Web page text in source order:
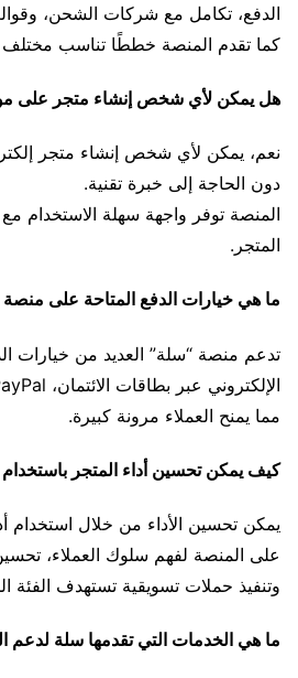
الدفع، تكامل مع شركات الشحن،
كما تقدم المنصة خططًا تناسب مختلف
هل يمكن لأي شخص إنشاء متجر على
نعم، يمكن لأي شخص إنشاء متجر
دون الحاجة إلى خبرة تقنية.
المنصة توفر واجهة سهلة الاستخدام
المتجر.
ما هي خيارات الدفع المتاحة على
تدعم منصة “سلة” العديد من خيارات
مما يمنح العملاء مرونة كبيرة.
كيف يمكن تحسين أداء المتجر
يمكن تحسين الأداء من خلال استخدام
على المنصة لفهم سلوك العملاء،
وتنفيذ حملات تسويقية تستهدف الفئة
ما هي الخدمات التي تقدمها سلة لدعم